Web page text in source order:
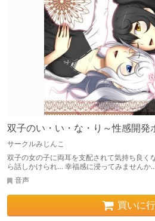
双子のい・い・な・り～性感開発
サークルみじんこ
双子の女の子に両耳を支配されて気持ち良
ら話しかけられ… 幸福感に浸ってみませんか
音声
買いに行